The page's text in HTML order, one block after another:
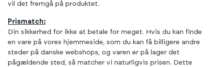
vil det fremgå på produktet.
Prismatch:
Din sikkerhed for ikke at betale for meget. Hvis du kan finde
en vare på vores hjemmeside, som du kan få billigere andre
steder på danske webshops, og varen er på lager det
pågældende sted, så matcher vi naturligvis prisen. Dette